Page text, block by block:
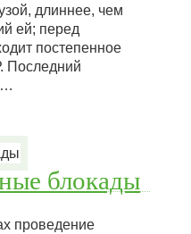
длиннее, чем
ей; перед
постепенное
Последний
блокады
проведение